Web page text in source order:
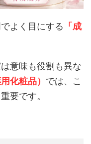
よく目にする 「成
意味も役割も異な
化粧品） では、こ
要です。